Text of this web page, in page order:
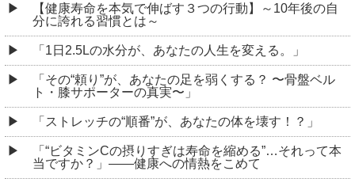
【健康寿命を本気で伸ばす３つの行動】～10年後の自
分に誇れる習慣とは～
「1日2.5Lの水分が、あなたの人生を変える。」
「その“頼り”が、あなたの足を弱くする？ 〜骨盤ベル
ト・膝サポーターの真実〜」
「ストレッチの“順番”が、あなたの体を壊す！？」
「“ビタミンCの摂りすぎは寿命を縮める”…それって本
当ですか？」――健康への情熱をこめて